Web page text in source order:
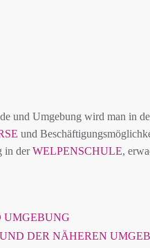
und Umgebung wird man in
und
in derWELPENSCHULE,
UMGEBUNG
DER NÄHEREN